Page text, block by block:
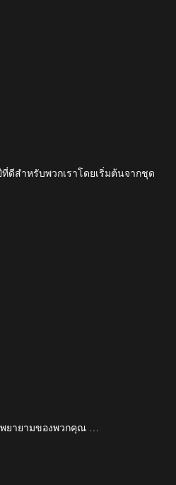
สำหรับพวกเราโดยเริ่มต้นจากชุด
ยายามของพวกคุณ …